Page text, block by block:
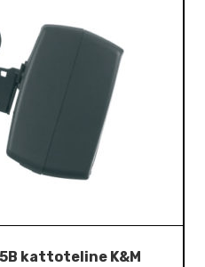
kattoteline K&M